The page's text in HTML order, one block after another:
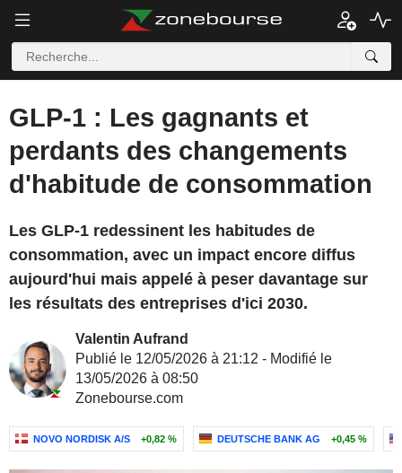
GLP-1 : Les gagnants et
perdants des changements
d'habitude de consommation
Les GLP-1 redessinent les habitudes de
consommation, avec un impact encore diffus
aujourd'hui mais appelé à peser davantage sur
les résultats des entreprises d'ici 2030.
Valentin Aufrand
Publié le 12/05/2026 à 21:12 - Modifié le
13/05/2026 à 08:50
Zonebourse.com
NOVO NORDISK A/S +0,82 % DEUTSCHE BANK AG +0,45 %